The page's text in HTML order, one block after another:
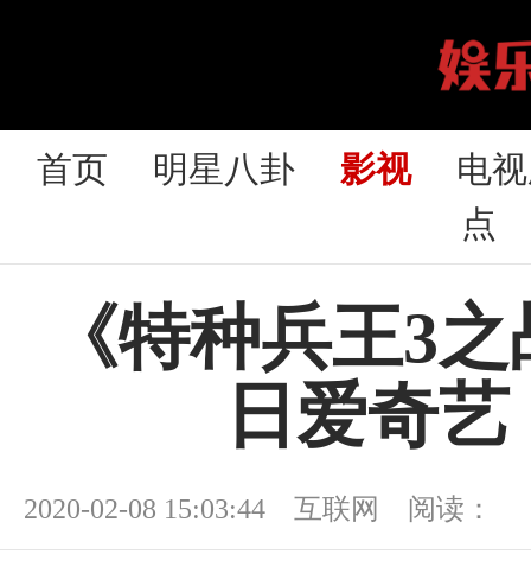
首页 明星八卦 影视
电
点
《特种兵王3
日爱奇
2020-02-08 15:03:44 互联网 阅读：